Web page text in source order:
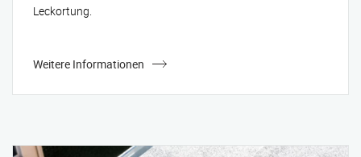
Leckortung.
Weitere Informationen